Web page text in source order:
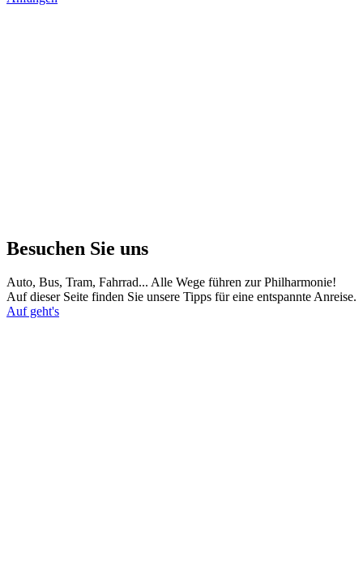
Besuchen Sie uns
Auto, Bus, Tram, Fahrrad... Alle Wege führen zur Philharmonie!
Auf dieser Seite finden Sie unsere Tipps für eine entspannte Anreise.
Auf geht's